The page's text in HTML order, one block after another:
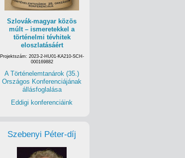
Szlovák-magyar közös
múlt – ismeretekkel a
történelmi tévhitek
eloszlatásáért
Projektszám: 2023-2-HU01-KA210-SCH-
000169882
A Történelemtanárok (35.)
Országos Konferenciájának
állásfoglalása
Eddigi konferenciáink
Szebenyi Péter-díj